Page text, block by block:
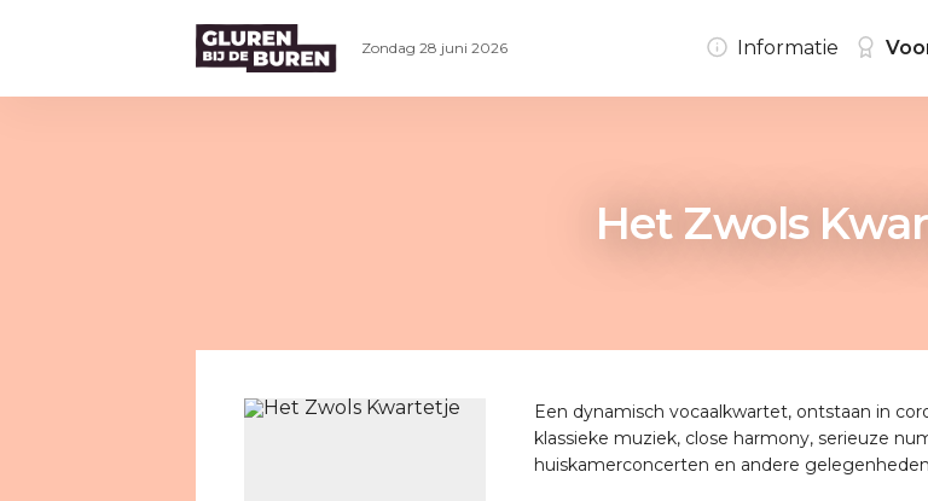
Het Zwols
Een dynamisch vocaalkwartet, ontstaan in
klassieke muziek, close harmony, serieuze
huiskamerconcerten en andere
Zondag 28 juni 2026 Informatie